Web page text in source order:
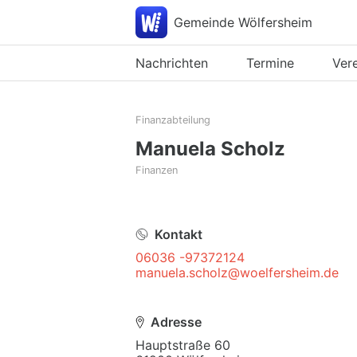
Gemeinde Wölfersheim
Nachrichten Termine
Finanzabteilung
Manuela Scholz
Finanzen
Kontakt
06036 -97372124
manuela.scholz@woelfersheim.de
Adresse
Hauptstraße 60